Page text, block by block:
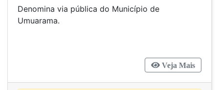
Denomina via pública do Município de
Umuarama.
Veja Mais